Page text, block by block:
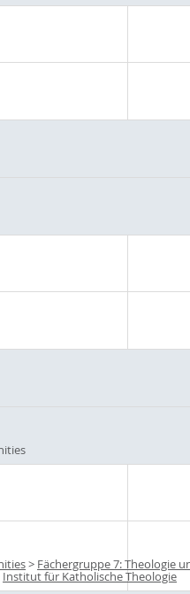
> Fächergruppe 7: Theologie
Institut für Katholische Theologie